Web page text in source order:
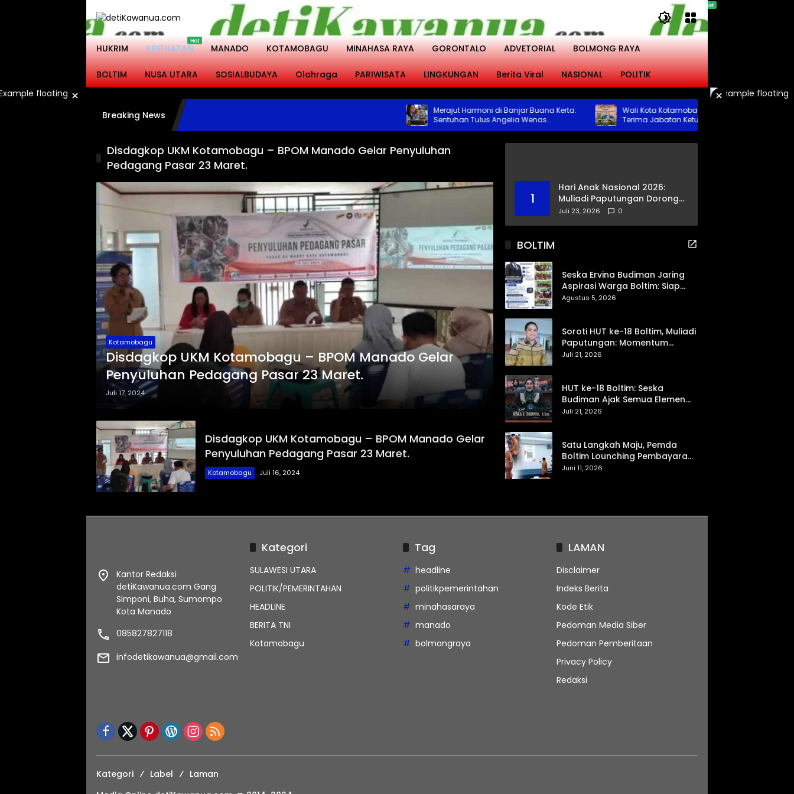
HUKRIM
KESEHATAN MANADO KOTAMOBAGU MINAHASA RAYA GORONTALO ADVETORIAL BOLMONG RAYA
BOLTIM NUSA UTARA SOSIALBUDAYA Olahraga PARIWISATA LINGKUNGAN Berita Viral NASIONAL POLITIK
× ×
Breaking News
Merajut Harmoni di Banjar Buana Kerta:
Sentuhan Tulus Angelia Wenas
Menjemput Aspirasi Warga Mopugad
Wali Kota Kotamobagu Hadiri Serah
Terima Jabatan Ketua DWP Periode 2026-
2031
Disdagkop UKM Kotamobagu – BPOM Manado Gelar Penyuluhan
Pedagang Pasar 23 Maret.
Kotamobagu
Disdagkop UKM Kotamobagu – BPOM Manado Gelar
Penyuluhan Pedagang Pasar 23 Maret.
Juli 17, 2024
Disdagkop UKM Kotamobagu – BPOM Manado Gelar
Penyuluhan Pedagang Pasar 23 Maret.
Kotamobagu Juli 16, 2024
1
Hari Anak Nasional 2026:
Muliadi Paputungan Dorong
Pemerataan Akses
Juli 23, 2026 0
BOLTIM
Seska Ervina Budiman Jaring
Aspirasi Warga Boltim: Siap
Perjuangkan IPR, Jalan Trans,
Agustus 5, 2026
Soroti HUT ke-18 Boltim, Muliadi
Paputungan: Momentum
Refleksi Menuju Daerah Mandiri
Juli 21, 2026
HUT ke-18 Boltim: Seska
Budiman Ajak Semua Elemen
Bersinergi untuk Kemajuan
Juli 21, 2026
Satu Langkah Maju, Pemda
Boltim Lounching Pembayaran
PBB Lewat Scan Qris
Juni 11, 2026
Kantor Redaksi
detiKawanua.com Gang
Simponi, Buha, Sumompo
Kota Manado
085827827118
infodetikawanua@gmail.com
Kategori
SULAWESI UTARA
POLITIK/PEMERINTAHAN
HEADLINE
BERITA TNI
Kotamobagu
Tag
headline
politikpemerintahan
minahasaraya
manado
bolmongraya
LAMAN
Disclaimer
Indeks Berita
Kode Etik
Pedoman Media Siber
Pedoman Pemberitaan
Privacy Policy
Redaksi
Kategori Label
Laman